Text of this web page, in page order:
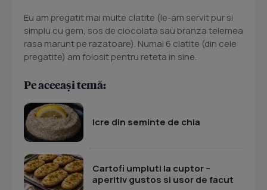
Eu am pregatit mai multe clatite (le-am servit pur si
simplu cu gem, sos de ciocolata sau branza telemea
rasa marunt pe razatoare). Numai 6 clatite (din cele
pregatite) am folosit pentru reteta in sine.
Pe aceeași temă:
Icre din seminte de chia
Cartofi umpluti la cuptor –
aperitiv gustos si usor de facut